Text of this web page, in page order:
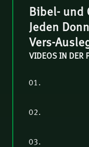
Bibel- und
Jeden
Vers-
VIDEOS IN DER
01.
02.
03.